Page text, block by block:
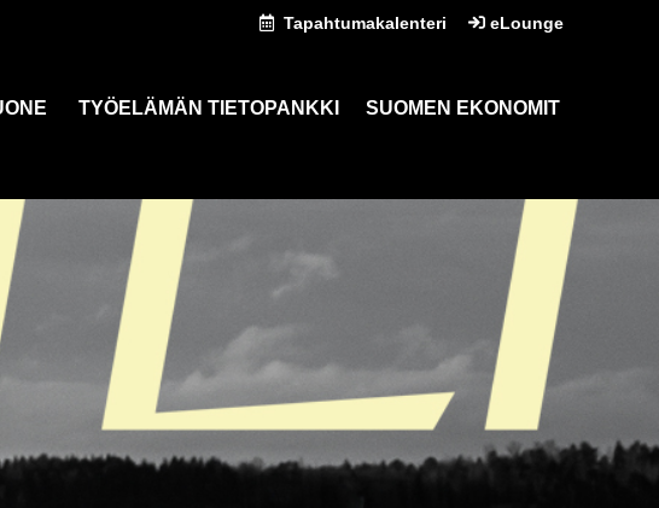
Tapahtumakalenteri eLounge
TYÖELÄMÄN TIETOPANKKI SUOMEN EKONOMIT